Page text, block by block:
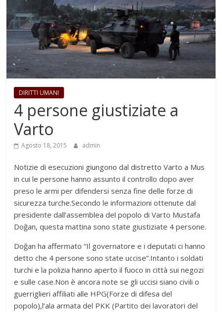
DIRITTI UMANI
4 persone giustiziate a
Varto
Agosto 18, 2015 admin
Notizie di esecuzioni giungono dal distretto Varto a Mus
in cui le persone hanno assunto il controllo dopo aver
preso le armi per difendersi senza fine delle forze di
sicurezza turche.Secondo le informazioni ottenute dal
presidente dall’assemblea del popolo di Varto Mustafa
Doğan, questa mattina sono state giustiziate 4 persone.
Doğan ha affermato “Il governatore e i deputati ci hanno
detto che 4 persone sono state uccise”.Intanto i soldati
turchi e la polizia hanno aperto il fuoco in città sui negozi
e sulle case.Non è ancora note se gli uccisi siano civili o
guerriglieri affiliati alle HPG(Forze di difesa del
popolo),l’ala armata del PKK (Partito dei lavoratori del